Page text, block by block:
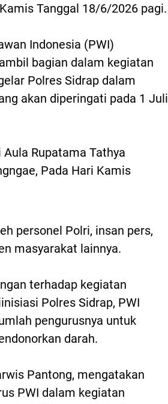
Tanggal 18/6/2026 pagi.
Indonesia (PWI)
bagian dalam kegiatan
Polres Sidrap dalam
akan diperingati pada 1 Juli
Rupatama Tathya
Pada Hari Kamis
personel Polri, insan pers,
masyarakat lainnya.
terhadap kegiatan
Polres Sidrap, PWI
pengurusnya untuk
darah.
Pantong, mengatakan
PWI dalam kegiatan